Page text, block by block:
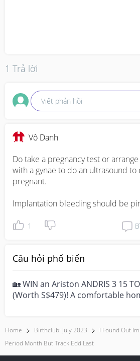
1 Trả lời
Viết phản hồi
Vô Danh
Do take a pregnancy test or
with a gynae to do an ultrasound to
pregnant.
Implantation bleeding should be
1
Câu hỏi phổ biến
🏡 WIN an Ariston ANDRIS 3 15
(Worth S$479)! A comfortable
Home Birthclub: July 2023
I Found Out
Period Month But Track Edd Last